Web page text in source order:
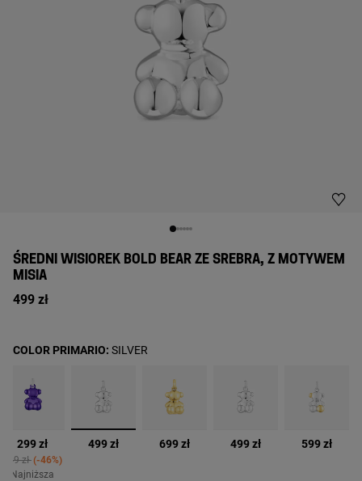
ŚREDNI WISIOREK BOLD BEAR ZE SREBRA, Z MOTYWEM
MISIA
499 zł
299 zł
Price reduced from
549 złto-46%
Najniższa
wybrane
499 zł 699 zł 499 zł 599 zł
COLOR PRIMARIO: SILVER